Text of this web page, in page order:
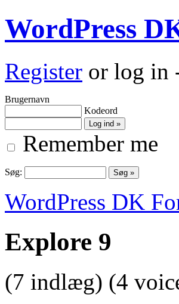
WordPress
Register or log in
Brugernavn
Kodeord
Remember me
Søg:
WordPress DK
Explore 9
(7 indlæg) (4